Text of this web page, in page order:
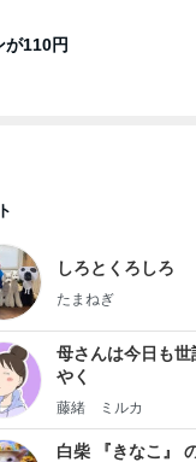
が110円
しろとくろしろ
たまねぎ
母さんは今日も世
やく
藤緒 ミルカ
白柴 『きなこ』